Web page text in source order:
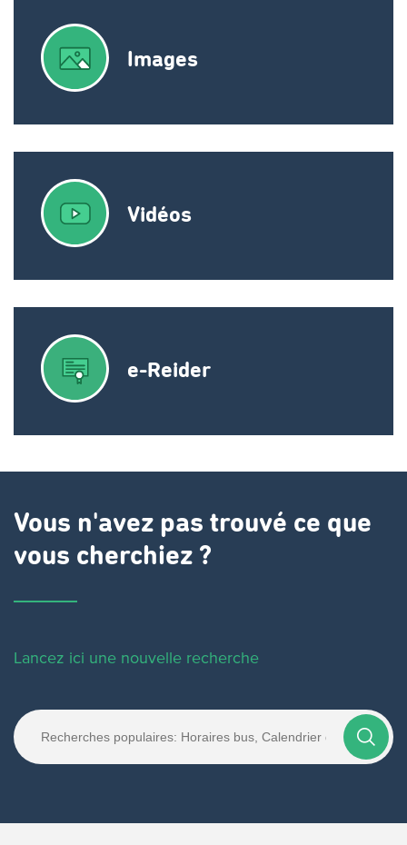
Images
Vidéos
e-Reider
Vous n'avez pas trouvé ce que
vous cherchiez ?
Lancez ici une nouvelle recherche